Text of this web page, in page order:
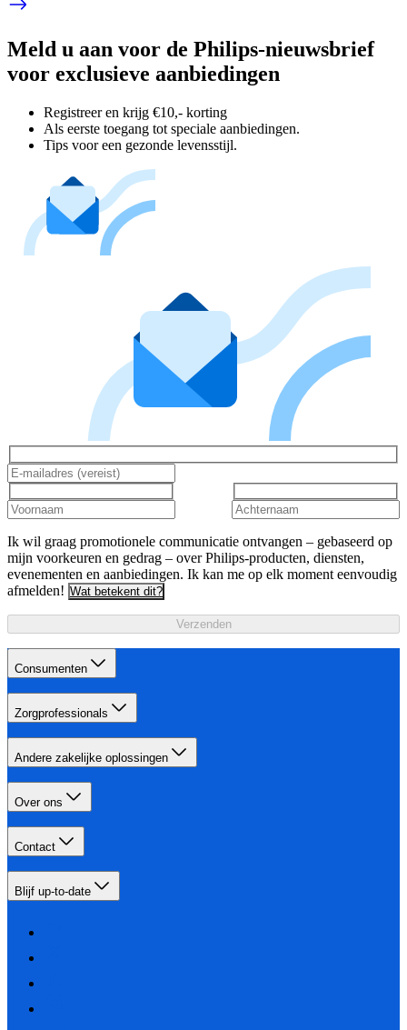
Meld u aan voor de Philips-nieuwsbrief
voor exclusieve aanbiedingen
Registreer en krijg €10,- korting
Als eerste toegang tot speciale aanbiedingen.
Tips voor een gezonde levensstijl.
Ik wil graag promotionele communicatie ontvangen – gebaseerd op
mijn voorkeuren en gedrag – over Philips-producten, diensten,
evenementen en aanbiedingen. Ik kan me op elk moment eenvoudig
afmelden! Wat betekent dit?
Verzenden
Consumenten
Zorgprofessionals
Andere zakelijke oplossingen
Over ons
Contact
Blijf up-to-date